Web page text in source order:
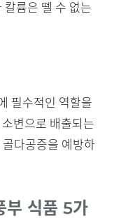
칼륨은 뗄 수 없는
필수적인 역할을
변으로 배출되는
다공증을 예방하
부 식품 5가